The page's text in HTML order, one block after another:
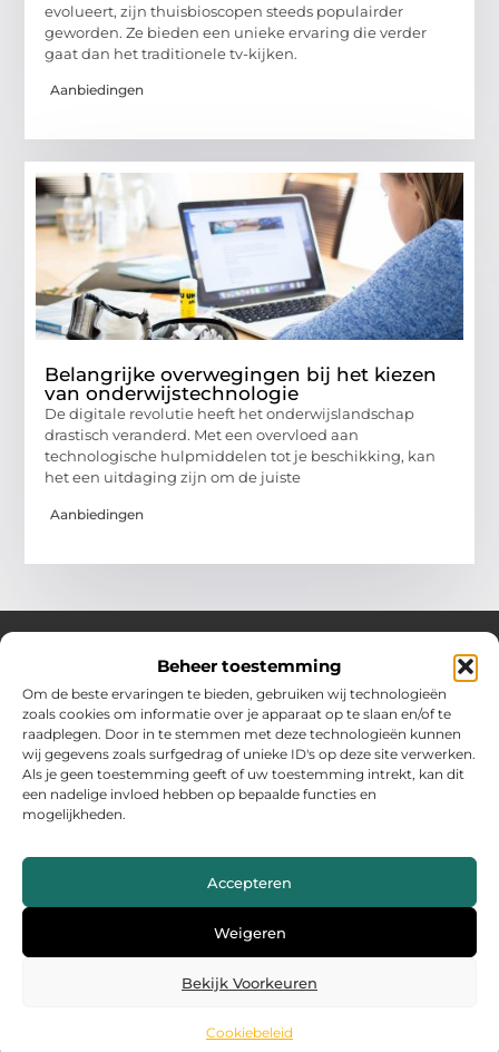
Beheer toestemming
Om de beste ervaringen te bieden, gebruiken wij technologieën
zoals cookies om informatie over je apparaat op te slaan en/of te
raadplegen. Door in te stemmen met deze technologieën kunnen
wij gegevens zoals surfgedrag of unieke ID's op deze site verwerken.
Als je geen toestemming geeft of uw toestemming intrekt, kan dit
een nadelige invloed hebben op bepaalde functies en
mogelijkheden.
Accepteren
Weigeren
Bekijk Voorkeuren
Cookiebeleid
evolueert, zijn thuisbioscopen steeds populairder
geworden. Ze bieden een unieke ervaring die verder
gaat dan het traditionele tv-kijken.
Aanbiedingen
Belangrijke overwegingen bij het kiezen
van onderwijstechnologie
De digitale revolutie heeft het onderwijslandschap
drastisch veranderd. Met een overvloed aan
technologische hulpmiddelen tot je beschikking, kan
het een uitdaging zijn om de juiste
Aanbiedingen
Over Hollandwinkelt
Jouw bron voor inspiratie en handige tips voor het dagelijks
leven.
Verken een gevarieerde selectie blogs en artikelen boordevol
praktische adviezen en verrassende inzichten om het beste uit
elke dag te halen.
@2025 www.hollandwinkelt.nl. All Right Reserved.